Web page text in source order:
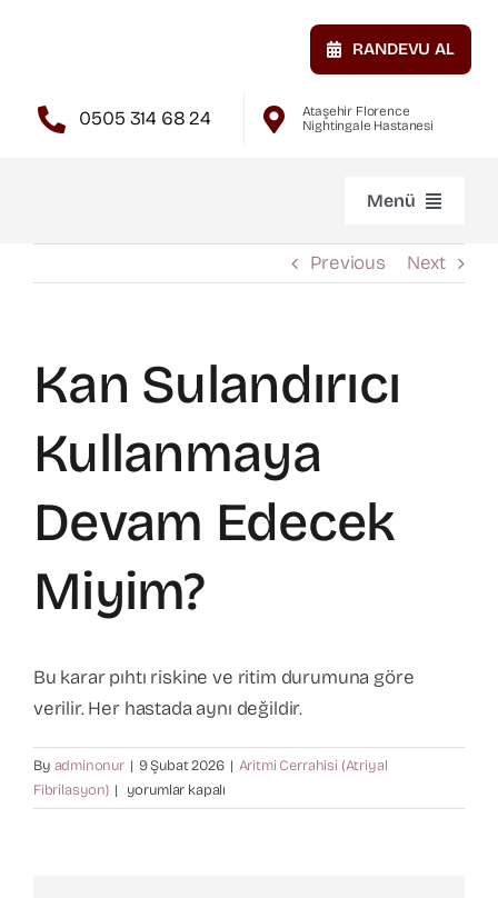
0505 314 68 24
Ataşehir Florence
Nightingale Hastanesi
RANDEVU AL
Menü
Atardamar Hastalıkları
Hasta Bilgilendirme
İletişim
Previous Next
Kan Sulandırıcı
Kullanmaya
Devam Edecek
Miyim?
Bu karar pıhtı riskine ve ritim durumuna göre
verilir. Her hastada aynı değildir.
By adminonur | 9 Şubat 2026 | Aritmi Cerrahisi (Atriyal
Fibrilasyon) |
Kan
sulandırıcı
yorumlar kapalı